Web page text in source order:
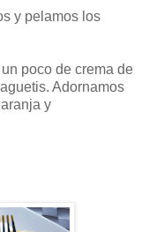
y pelamos los
poco de crema de
Adornamos
y